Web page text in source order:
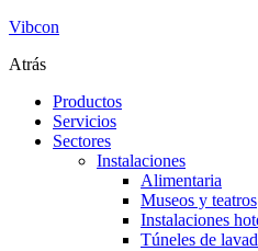
Vibcon
Atrás
Productos
Servicios
Sectores
Instalaciones
Alimentaria
Museos y teatros
Instalaciones
Túneles de